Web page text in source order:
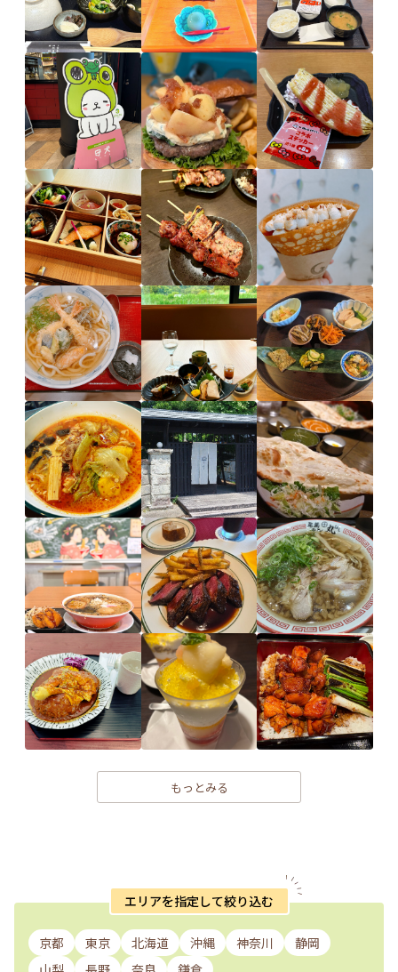
もっとみる
エリアを指定して絞り込む
京都 東京 北海道 沖縄 神奈川
静岡